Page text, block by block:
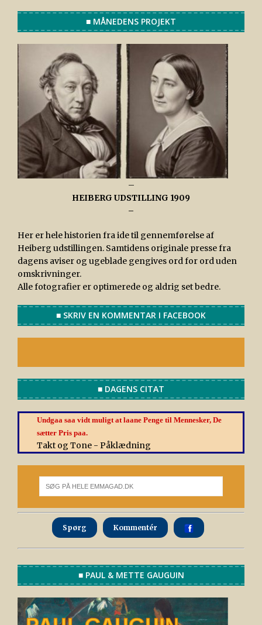
■ MÅNEDENS PROJEKT
–
HEIBERG UDSTILLING 1909
–
Her er hele historien fra ide til gennemførelse af
Heiberg udstillingen. Samtidens originale presse fra
dagens aviser og ugeblade gengives ord for ord uden
omskrivninger.
Alle fotografier er optimerede og aldrig set bedre.
■ SKRIV EN KOMMENTAR I FACEBOOK
■ DAGENS CITAT
Undgaa saa vidt muligt at laane Penge til Mennesker, De
sætter Pris paa.
Takt og Tone - Påklædning
Spørg Kommentér
■ PAUL & METTE GAUGUIN